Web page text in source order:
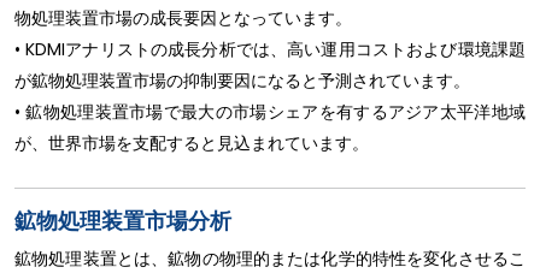
物処理装置市場の成長要因となっています。
• KDMIアナリストの成長分析では、高い運用コストおよび環境課題
が鉱物処理装置市場の抑制要因になると予測されています。
• 鉱物処理装置市場で最大の市場シェアを有するアジア太平洋地域
が、世界市場を支配すると見込まれています。
鉱物処理装置市場分析
鉱物処理装置とは、鉱物の物理的または化学的特性を変化させるこ